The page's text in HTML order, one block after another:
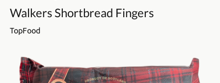
Walkers Shortbread Fingers
TopFood
Bildergalerie überspringen